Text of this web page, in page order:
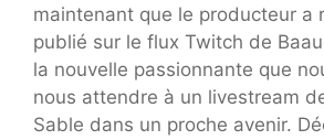
maintenant que le producteur a
publié sur le flux Twitch de
la nouvelle passionnante que
nous attendre à un livestream
Sable dans un proche avenir.